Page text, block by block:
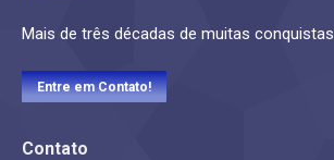
Mais de três décadas de muitas conquistas
Entre em Contato!
Contato